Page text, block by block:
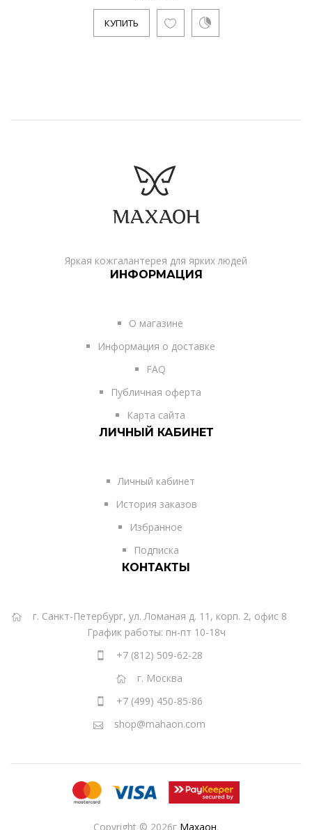
КУПИТЬ
Яркая кожгалантерея для ярких людей
ИНФОРМАЦИЯ
О магазине
Информация о доставке
FAQ
Публичная оферта
Карта сайта
ЛИЧНЫЙ КАБИНЕТ
Личный кабинет
История заказов
Избранное
Подписка
КОНТАКТЫ
г. Санкт-Петербург, ул. Ломаная д. 11, корп. 2, офис 8
График работы: пн-пт 10-18ч
+7 (812) 509-62-28
г. Москва
+7 (499) 450-85-86
shop@mahaon.com
Copyright © 2026г Махаон.